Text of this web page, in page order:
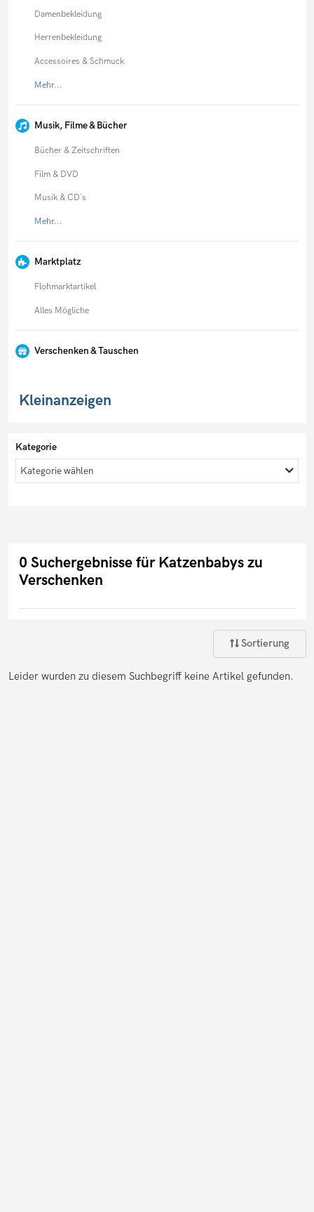
Damenbekleidung
Herrenbekleidung
Accessoires & Schmuck
Mehr...
Musik, Filme & Bücher
Bücher & Zeitschriften
Film & DVD
Musik & CD´s
Mehr...
Marktplatz
Flohmarktartikel
Alles Mögliche
Verschenken & Tauschen
Kleinanzeigen
Kategorie
Kategorie wählen
0 Suchergebnisse für Katzenbabys zu
Verschenken
Sortierung
Leider wurden zu diesem Suchbegriff keine Artikel gefunden.